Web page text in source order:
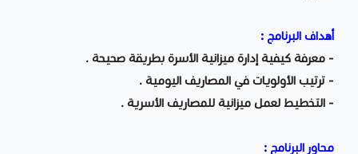
أهداف البرنامج :
- معرفة كيفية إدارة ميزانية الأسرة بطريقة صحيحة .
- ترتيب الأولويات في المصاريف اليومية .
- التخطيط لعمل ميزانية للمصاريف الأسرية .
محاور البرنامج :